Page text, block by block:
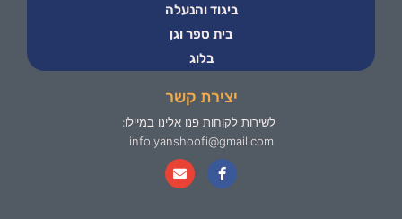
ביגוד והנעלה
בית ספר וגן
בלוג
יצירת קשר
לשירות לקוחות פנו אלינו במיילו:
info.yanshoofi@gmail.com